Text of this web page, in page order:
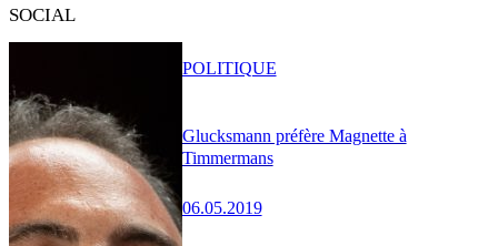
SOCIAL
Glucksmann préfère Magnette à
Timmermans
06.05.2019
POLITIQUE